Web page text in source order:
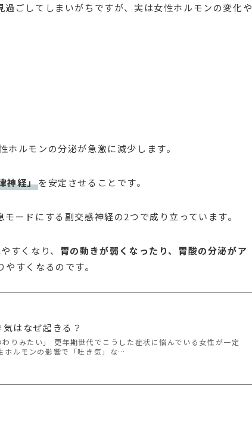
ごしてしまいがちですが、実は女性ホルモンの変化や
ホルモンの分泌が急激に減少します。
神経」を安定させることです。
ードにする副交感神経の2つで成り立っています。
すくなり、
胃の動きが弱くなったり、胃酸の分泌がア
すくなるのです。
はなぜ起きる？
わりみたい」 更年期世代でこうした症状に悩んでいる女性が一定
ホルモンの影響で「吐き気」な…